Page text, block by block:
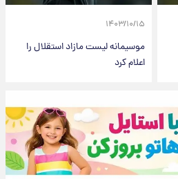
۱۴۰۳/۱۰/۱۵
موسیمانه لیست مازاد استقلال را
اعلام کرد